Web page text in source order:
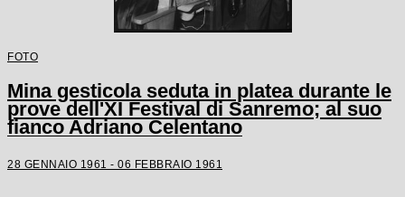
FOTO
Mina gesticola seduta in platea durante le
prove dell'XI Festival di Sanremo; al suo
fianco Adriano Celentano
28 GENNAIO 1961 - 06 FEBBRAIO 1961